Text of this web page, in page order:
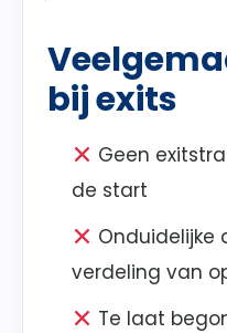
bij exits
Geen
de start
Onduidelijke
verdeling van
Te laat